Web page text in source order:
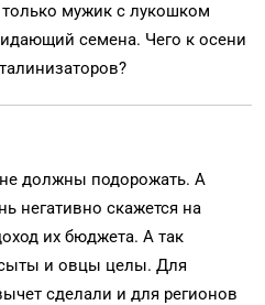
мужик с лукошком
семена. Чего к осени
должны подорожать. А
негативно скажется на
их бюджета. А так
и овцы целы. Для
сделали и для регионов